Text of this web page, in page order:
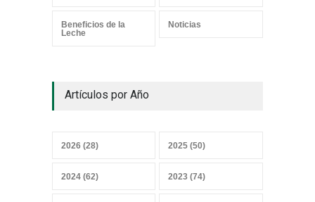
cuándo?
Convicciones gremiales
Beneficios de la
Leche
Noticias
Artículos por Año
2026 (28) 2025 (50)
2024 (62) 2023 (74)